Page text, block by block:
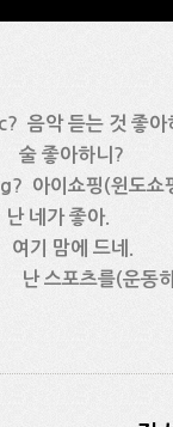
음악 듣는 것 좋아
좋아하니?
아이쇼핑(윈도쇼
좋아.
에 드네.
포츠를(운동하